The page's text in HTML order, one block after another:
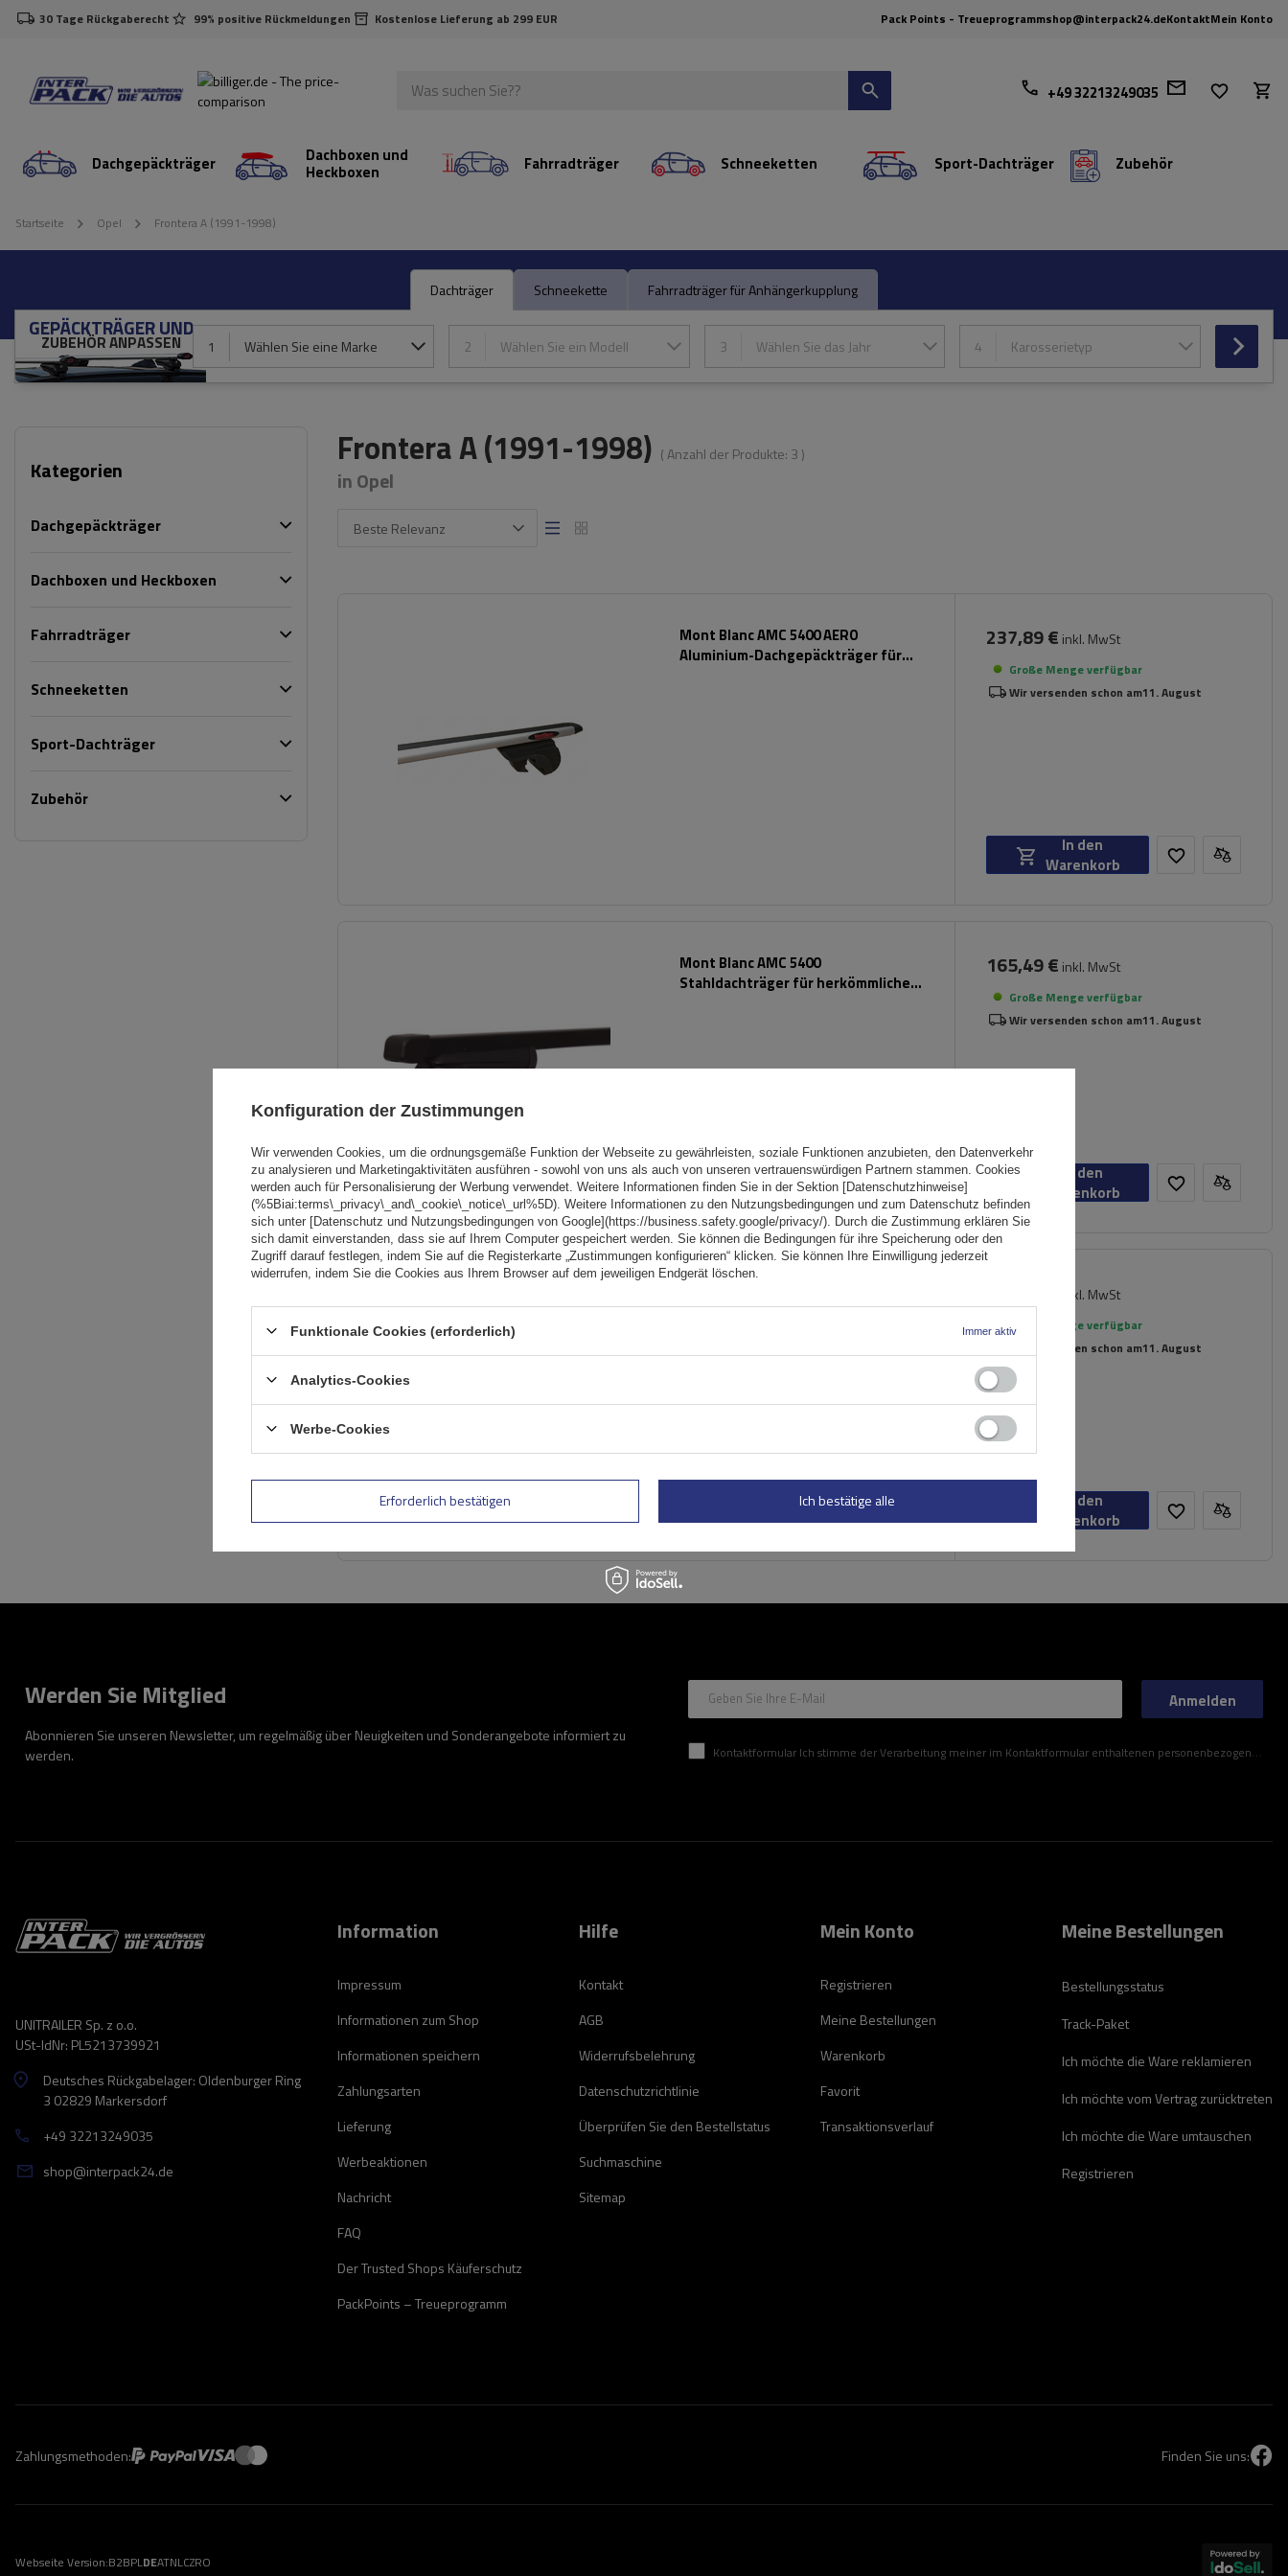
30 Tage Rückgaberecht 99% positive Rückmeldungen Kostenlose Lieferung ab 299 EUR Pack Points - Treueprogrammshop@interpack24.deKontaktMein Konto
+49 32213249035
Dachgepäckträger Dachboxen und
Heckboxen Fahrradträger Schneeketten Sport-Dachträger Zubehör
Startseite Opel Frontera A (1991-1998)
Dachträger Schneekette Fahrradträger für Anhängerkupplung
GEPÄCKTRÄGER UND
ZUBEHÖR ANPASSEN 1 Wählen Sie eine Marke 2 Wählen Sie ein Modell 3 Wählen Sie das Jahr 4 Karosserietyp
Kategorien
Dachgepäckträger
Dachboxen und Heckboxen
Fahrradträger
Schneeketten
Sport-Dachträger
Zubehör
Frontera A (1991-1998) ( Anzahl der Produkte: 3 )
in Opel
Beste Relevanz
Mont Blanc AMC 5400 AERO
Aluminium-Dachgepäckträger für
237,89 € inkl. MwSt
Große Menge verfügbar
Wir versenden schon am11. August
In den
Warenkorb
Mont Blanc AMC 5400
Stahldachträger für herkömmliche
165,49 € inkl. MwSt
Große Menge verfügbar
Wir versenden schon am11. August
In den
Warenkorb
Aluminium-Dachträger für
inkl. MwSt
Große Menge verfügbar
Wir versenden schon am11. August
In den
Warenkorb
Werden Sie Mitglied
Abonnieren Sie unseren Newsletter, um regelmäßig über Neuigkeiten und Sonderangebote informiert zu
werden.
Geben Sie Ihre E-Mail
Kontaktformular Ich stimme der Verarbeitung meiner im Kontaktformular enthaltenen personenbezogenen Daten gemäß der Verordnung (EU) des Europäischen Parlaments und des Rates zu.
Anmelden
UNITRAILER Sp. z o.o.
USt-IdNr: PL5213739921
Deutsches Rückgabelager: Oldenburger Ring
3 02829 Markersdorf
+49 32213249035
shop@interpack24.de
Information
Impressum
Informationen zum Shop
Informationen speichern
Zahlungsarten
Lieferung
Werbeaktionen
Nachricht
FAQ
Der Trusted Shops Käuferschutz
PackPoints – Treueprogramm
Hilfe
Kontakt
AGB
Widerrufsbelehrung
Datenschutzrichtlinie
Überprüfen Sie den Bestellstatus
Suchmaschine
Sitemap
Mein Konto
Registrieren
Meine Bestellungen
Warenkorb
Favorit
Transaktionsverlauf
Meine Bestellungen
Bestellungsstatus
Track-Paket
Ich möchte die Ware reklamieren
Ich möchte vom Vertrag zurücktreten
Ich möchte die Ware umtauschen
Registrieren
Zahlungsmethoden: Finden Sie uns:
Webseite Version:B2BPLDEATNLCZRO
Konfiguration der Zustimmungen
Wir verwenden Cookies, um die ordnungsgemäße Funktion der Webseite zu gewährleisten, soziale Funktionen anzubieten, den Datenverkehr
zu analysieren und Marketingaktivitäten ausführen - sowohl von uns als auch von unseren vertrauenswürdigen Partnern stammen. Cookies
werden auch für Personalisierung der Werbung verwendet. Weitere Informationen finden Sie in der Sektion [Datenschutzhinweise]
(%5Biai:terms\_privacy\_and\_cookie\_notice\_url%5D). Weitere Informationen zu den Nutzungsbedingungen und zum Datenschutz befinden
sich unter [Datenschutz und Nutzungsbedingungen von Google](https://business.safety.google/privacy/). Durch die Zustimmung erklären Sie
sich damit einverstanden, dass sie auf Ihrem Computer gespeichert werden. Sie können die Bedingungen für ihre Speicherung oder den
Zugriff darauf festlegen, indem Sie auf die Registerkarte „Zustimmungen konfigurieren“ klicken. Sie können Ihre Einwilligung jederzeit
widerrufen, indem Sie die Cookies aus Ihrem Browser auf dem jeweiligen Endgerät löschen.
Funktionale Cookies (erforderlich) Immer aktiv
Analytics-Cookies
Werbe-Cookies
Erforderlich bestätigen Ich bestätige alle